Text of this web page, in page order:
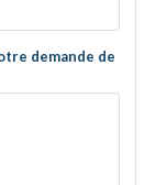
demande de